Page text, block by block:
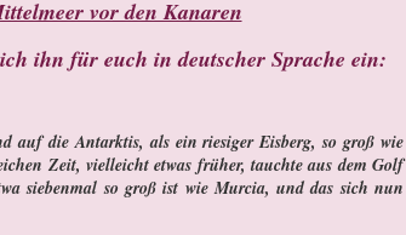
vor den Kanaren
ich ihn für euch in deutscher Sprache ein:
auf die Antarktis, als ein riesiger Eisberg, so groß wie
Zeit, vielleicht etwas früher, tauchte aus dem Golf
siebenmal so groß ist wie Murcia, und das sich nun